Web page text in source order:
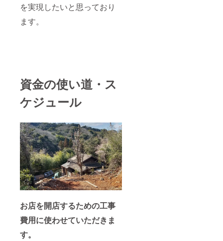
を実現したいと思っており
ます。
資金の使い道・ス
ケジュール
お店を開店するための工事
費用に使わせていただきま
す。